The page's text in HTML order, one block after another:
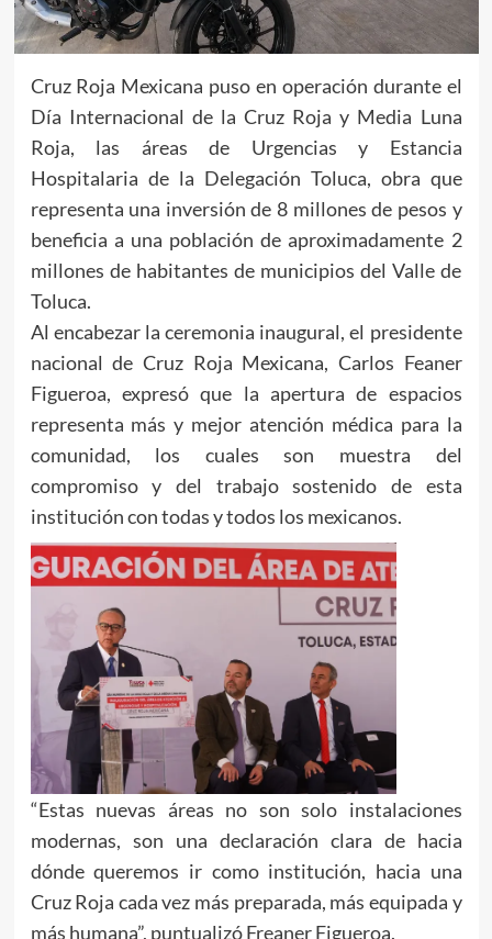
Cruz Roja Mexicana puso en operación durante el
Día Internacional de la Cruz Roja y Media Luna
Roja, las áreas de Urgencias y Estancia
Hospitalaria de la Delegación Toluca, obra que
representa una inversión de 8 millones de pesos y
beneficia a una población de aproximadamente 2
millones de habitantes de municipios del Valle de
Toluca.
Al encabezar la ceremonia inaugural, el presidente
nacional de Cruz Roja Mexicana, Carlos Feaner
Figueroa, expresó que la apertura de espacios
representa más y mejor atención médica para la
comunidad, los cuales son muestra del
compromiso y del trabajo sostenido de esta
institución con todas y todos los mexicanos.
“Estas nuevas áreas no son solo instalaciones
modernas, son una declaración clara de hacia
dónde queremos ir como institución, hacia una
Cruz Roja cada vez más preparada, más equipada y
más humana”, puntualizó Freaner Figueroa.